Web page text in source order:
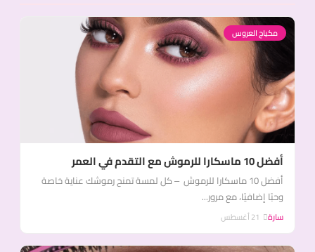
مكياج العروس
أفضل 10 ماسكارا للرموش مع التقدم في العمر
أفضل 10 ماسكارا للرموش – كل لمسة تمنح رموشك عناية خاصة
وحبًا إضافيًا، مع مرور...
سارة